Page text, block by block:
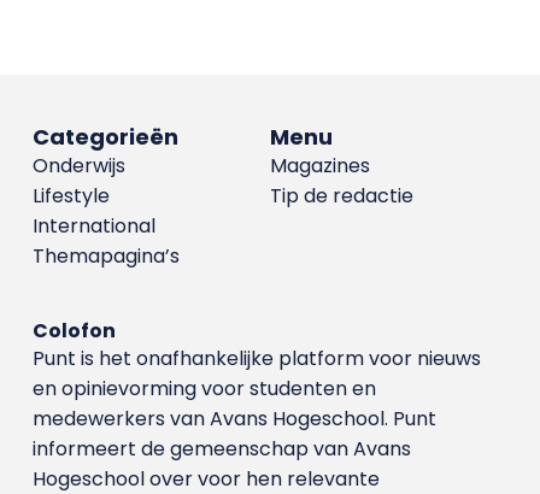
Menu
Magazines
Tip de redactie
Categorieën
Onderwijs
Lifestyle
International
Themapagina’s
Colofon
Punt is het onafhankelijke platform voor nieuws
en opinievorming voor studenten en
medewerkers van Avans Hoge­school. Punt
informeert de gemeenschap van Avans
Hogeschool over voor hen relevante